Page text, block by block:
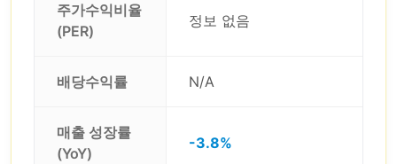
주가수익비율
(PER)
정보 없음
배당수익률 N/A
매출 성장률
(YoY)
-3.8%